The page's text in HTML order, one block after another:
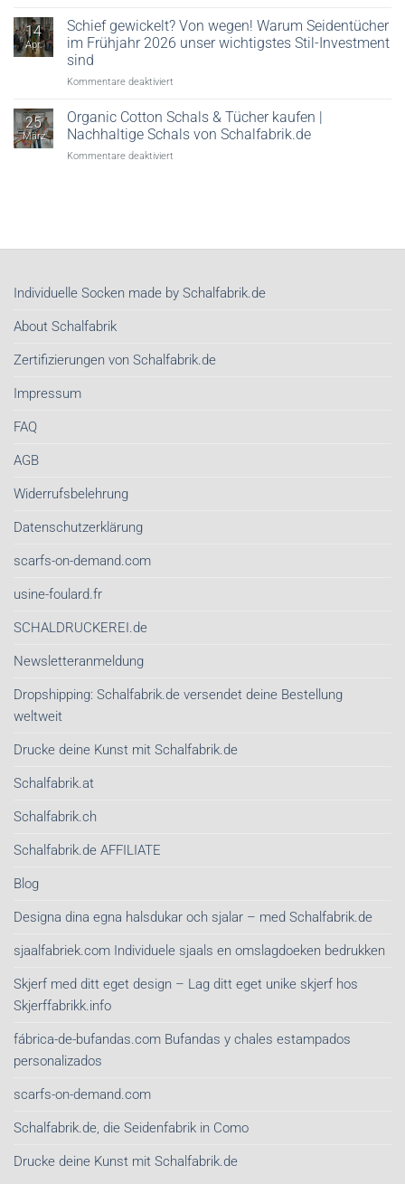
tragen!
und
Halstücher
mit
14
Apr.
Schief gewickelt? Von wegen! Warum Seidentücher
im Frühjahr 2026 unser wichtigstes Stil-Investment
sind
Kommentare deaktiviert
gewickelt?
Von
wegen!
wichtigstes
sind
25
März
Organic Cotton Schals & Tücher kaufen |
Nachhaltige Schals von Schalfabrik.de
Kommentare deaktiviert
kaufen
Schals
Individuelle Socken made by Schalfabrik.de
About Schalfabrik
Zertifizierungen von Schalfabrik.de
Impressum
FAQ
AGB
Widerrufsbelehrung
Datenschutzerklärung
scarfs-on-demand.com
usine-foulard.fr
SCHALDRUCKEREI.de
Newsletteranmeldung
Dropshipping: Schalfabrik.de versendet deine Bestellung
weltweit
Drucke deine Kunst mit Schalfabrik.de
Schalfabrik.at
Schalfabrik.ch
Schalfabrik.de AFFILIATE
Blog
Designa dina egna halsdukar och sjalar – med Schalfabrik.de
sjaalfabriek.com Individuele sjaals en omslagdoeken bedrukken
Skjerf med ditt eget design – Lag ditt eget unike skjerf hos
Skjerffabrikk.info
fábrica-de-bufandas.com Bufandas y chales estampados
personalizados
scarfs-on-demand.com
Schalfabrik.de, die Seidenfabrik in Como
Drucke deine Kunst mit Schalfabrik.de